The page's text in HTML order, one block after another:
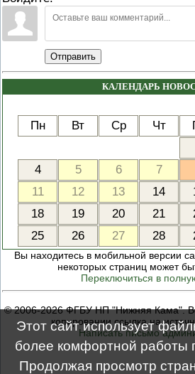
Отправить
КАЛЕНДАРЬ
Пн
Вт Ср Чт
4
5 6 7
11
12 13 14
18
19 20 21
25
26 27 28
Вы находитесь в мобильной версии
некоторых страниц может
Переключиться в
© 2006-2026 ФГБУ НП "Нижняя Кама".
копировании ссылка на
Написать письмо
Этот сайт использует
более комфортной работы
Продолжая просмотр